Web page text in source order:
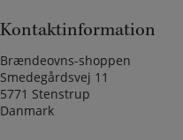
Kontaktinformation
Brændeovns-shoppen
Smedegårdsvej 11
5771 Stenstrup
Danmark